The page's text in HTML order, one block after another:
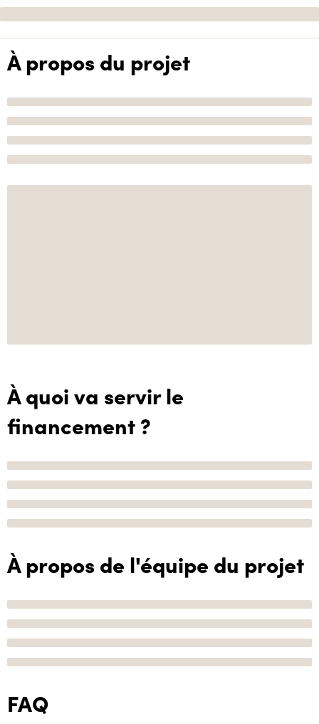
À propos du projet
À quoi va servir le
financement ?
À propos de l'équipe du projet
FAQ